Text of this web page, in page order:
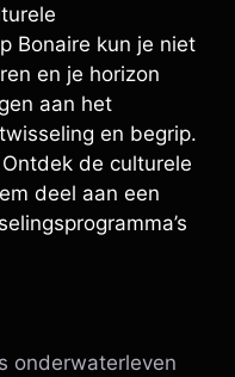
Bonaire kun je niet
en je horizon
aan het
en begrip.
de culturele
deel aan een
onderwaterleven